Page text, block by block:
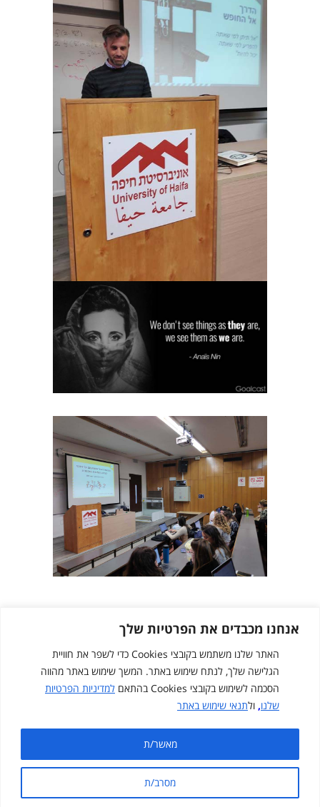
אנחנו מכבדים את הפרטיות שלך
האתר שלנו משתמש בקובצי Cookies כדי לשפר את חוויית
הגלישה שלך, לנתח שימוש באתר. המשך שימוש באתר מהווה
הסכמה לשימוש בקובצי Cookies בהתאם
למדיניות הפרטיות
שלנו, ולתנאי שימוש באתר
מסרב/ת
מאשר/ת
תנאי שימוש באתר